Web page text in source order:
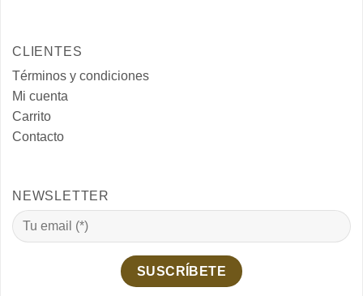
CLIENTES
Términos y condiciones
Mi cuenta
Carrito
Contacto
NEWSLETTER